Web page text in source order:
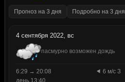
Прогноз на 3 дня Подробно на 3 дня
4 сентября 2022, вс
пасмурно возможен дождь
6:29 → 20:08
6 м/с З